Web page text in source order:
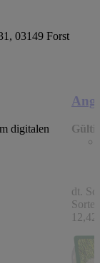
03149 Forst
digitalen
dt.